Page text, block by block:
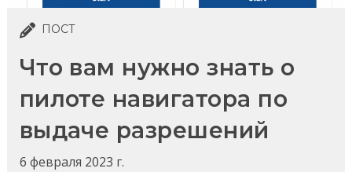
ПОСТ
Что вам нужно знать о
пилоте навигатора по
выдаче разрешений
6 февраля 2023 г.